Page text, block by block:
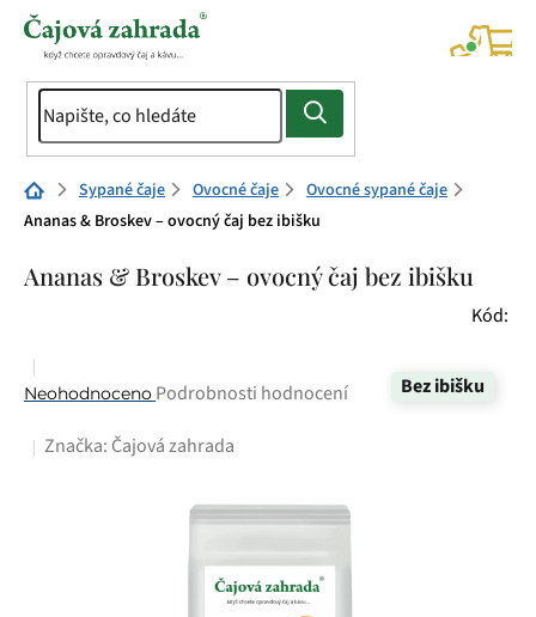
Přejít
Domů Sypané čaje Ovocné čaje
Ovocné sypané čaje
Ananas & Broskev – ovocný čaj bez ibišku
Ananas & Broskev – ovocný čaj bez ibišku
Kód:
Bez ibišku
Průměrné
produktu
Neohodnoceno Podrobnosti hodnocení
Značka: Čajová zahrada